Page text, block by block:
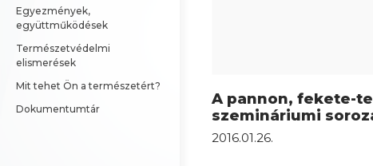
Egyezmények,
együttműködések
Természetvédelmi
elismerések
Mit tehet Ön a természetért?
Dokumentumtár
A pannon, fekete-
szemináriumi
2016.01.26.